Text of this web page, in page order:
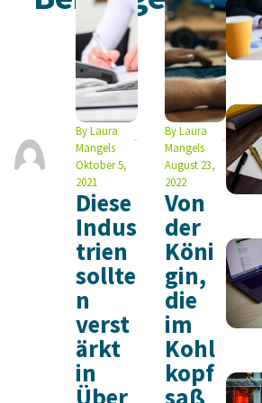
ByLaura
Mangels
Oktober 5,
2021
Diese
Indus
trien
sollte
n
verst
ärkt
in
Über
ByLaura
Mangels
August 23,
2022
Von
der
Köni
gin,
die
im
Kohl
kopf
saß